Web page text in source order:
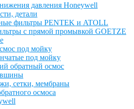
давления Honeywell
детали
фильтры PENTEK и ATOLL
с прямой промывкой GOETZE
под мойку
под мойку
обратный осмос
сетки, мембраны
осмоса